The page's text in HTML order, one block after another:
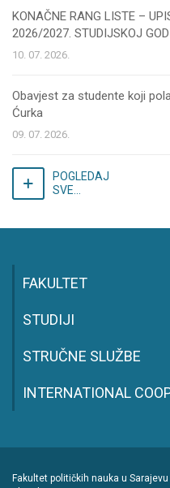
KONAČNE RANG LISTE –
2026/2027. STUDIJSKOJ
10. 07. 2026.
Obavjest za studente koji
Ćurka
09. 07. 2026.
POGLEDAJ
SVE...
FAKULTET
STUDIJI
STRUČNE SLUŽBE
INTERNATIONAL
Fakultet političkih nauka u